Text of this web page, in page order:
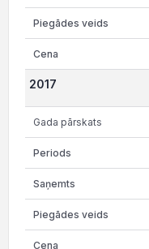
2017
Gada pārskats